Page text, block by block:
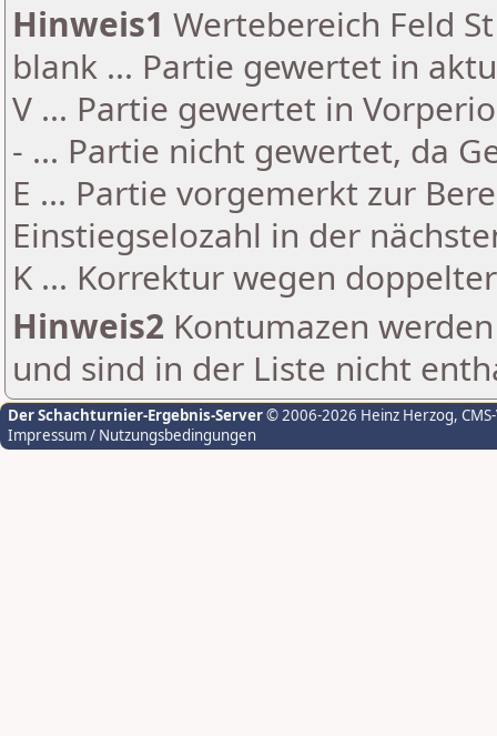
Hinweis1 Wertebereich Feld
blank ... Partie gewertet in
V ... Partie gewertet in
- ... Partie nicht gewertet, da
E ... Partie vorgemerkt zur
Einstiegselozahl in der
K ... Korrektur wegen
Hinweis2 Kontumazen
und sind in der Liste nicht
Der Schachturnier-Ergebnis-Server© 2006-2026 Heinz Herzog,
Impressum / Nutzungsbedingungen